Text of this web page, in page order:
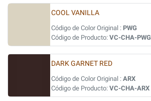
COOL VANILLA
Código de Color Original : PWG
Código de Producto: VC-CHA-PWG
DARK GARNET RED
Código de Color Original : ARX
Código de Producto: VC-CHA-ARX